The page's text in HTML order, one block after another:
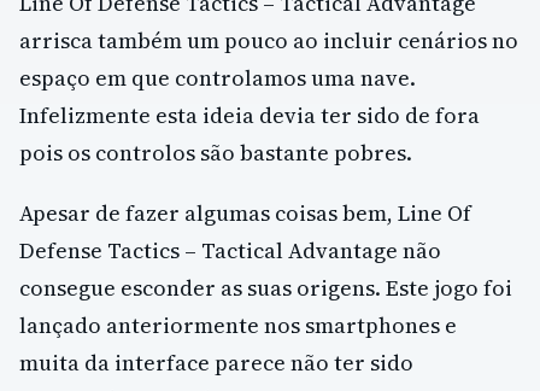
arrisca também um pouco ao incluir cenários no
espaço em que controlamos uma nave.
Infelizmente esta ideia devia ter sido de fora
pois os controlos são bastante pobres.
Apesar de fazer algumas coisas bem, Line Of
Defense Tactics – Tactical Advantage não
consegue esconder as suas origens. Este jogo foi
lançado anteriormente nos smartphones e
muita da interface parece não ter sido